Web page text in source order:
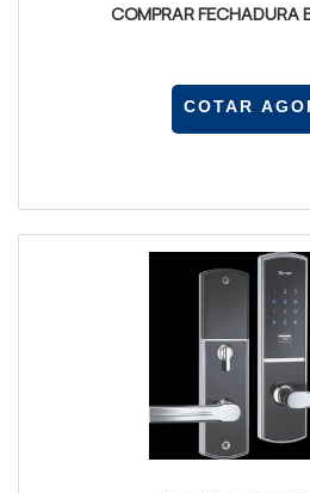
COMPRAR FECHADURA
COTAR